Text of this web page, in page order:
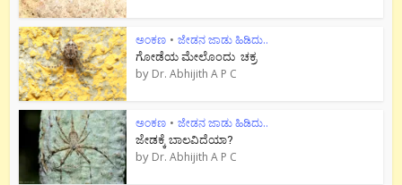
ಅಂಕಣ • ಜೇಡನ ಜಾಡು ಹಿಡಿದು..
ಗೋಡೆಯ ಮೇಲೊಂದು ಚಕ್ರ
by Dr. Abhijith A P C
ಅಂಕಣ • ಜೇಡನ ಜಾಡು ಹಿಡಿದು..
ಜೇಡಕ್ಕೆ ಬಾಲವಿದೆಯಾ?
by Dr. Abhijith A P C